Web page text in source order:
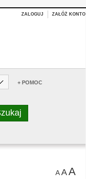
ZALOGUJ ZAŁÓŻ KONTO
+ POMOC
AAA